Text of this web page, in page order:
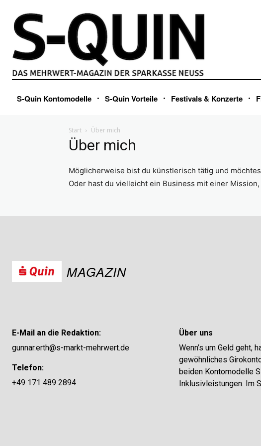
S-Quin Kontomodelle S-Quin Vorteile Festivals & Konzerte
Start Über mich
Über mich
Möglicherweise bist du künstlerisch tätig und
Oder hast du vielleicht ein Business mit einer
MAGAZIN
E-Mail an die Redaktion:
gunnar.erth@s-markt-mehrwert.de
Telefon:
+49 171 489 2894
Über uns
Wenn’s um Geld geht,
gewöhnliches
beiden Kontomodelle
Inklusivleistungen. Im